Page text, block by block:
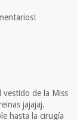
de la Miss
jajajaj.
hasta la cirugía